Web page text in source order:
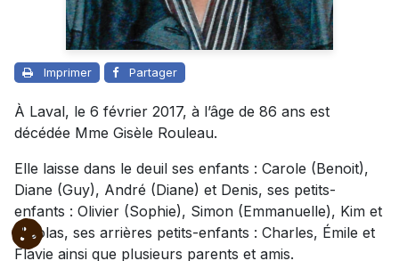
Imprimer Partager
À Laval, le 6 février 2017, à l’âge de 86 ans est
décédée Mme Gisèle Rouleau.
Elle laisse dans le deuil ses enfants : Carole (Benoit),
Diane (Guy), André (Diane) et Denis, ses petits-
enfants : Olivier (Sophie), Simon (Emmanuelle), Kim et
Nicolas, ses arrières petits-enfants : Charles, Émile et
Flavie ainsi que plusieurs parents et amis.